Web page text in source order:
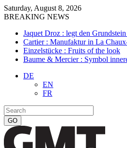
Saturday, August 8, 2026
BREAKING NEWS
Jaquet Droz : legt den
Cartier : Manufaktur in La
Einzelstücke : Fruits of the look
Baume & Mercier : Symbol
DE
EN
FR